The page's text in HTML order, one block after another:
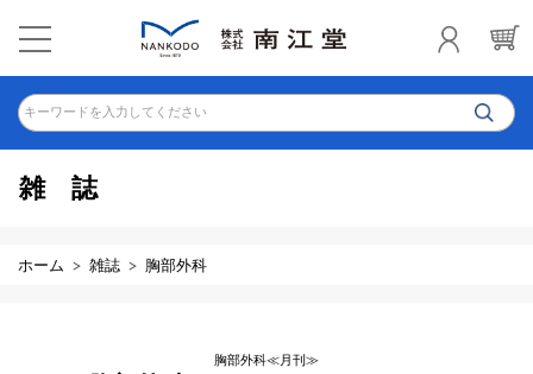
キーワードを入力してください
雑誌
ホーム 雑誌 胸部外科
胸部外科≪月刊≫